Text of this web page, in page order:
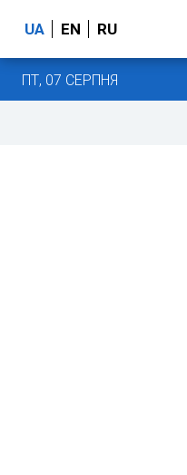
UA EN RU
ПТ, 07 СЕРПНЯ